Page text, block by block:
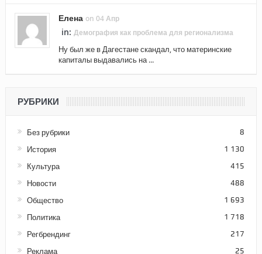
Елена on 04 Апр
in: Демография как проблема для регионализма
Ну был же в Дагестане скандал, что материнские
капиталы выдавались на ...
РУБРИКИ
Без рубрики 8
История 1 130
Культура 415
Новости 488
Общество 1 693
Политика 1 718
Регбрендинг 217
Реклама 25